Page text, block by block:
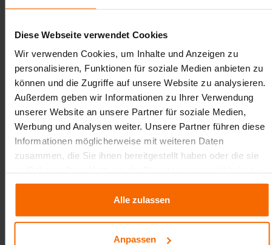
Diese Webseite verwendet Cookies
Wir verwenden Cookies, um Inhalte und Anzeigen zu
personalisieren, Funktionen für soziale Medien anbieten zu
können und die Zugriffe auf unsere Website zu analysieren.
Außerdem geben wir Informationen zu Ihrer Verwendung
unserer Website an unsere Partner für soziale Medien,
Werbung und Analysen weiter. Unsere Partner führen diese
Informationen möglicherweise mit weiteren Daten
zusammen, die Sie ihnen bereitgestellt haben oder die sie
Alle zulassen
Anpassen
eine wichtige Rolle, da PLA als kompostierbares
Material zunehmend Teil umweltfreundlicher
Produktstrategien wird.
Ein weiterer Vorteil der costdata® Kunststoff-
Datenbank liegt in ihrer hohen Datenqualität, die
exakte Analysen ermöglicht. So lassen sich
Materialkosten präzise kalkulieren und
Einsparpotenziale identifizieren, ohne dass die
Produktqualität leidet. Auch in der Forschung und
Entwicklung bietet der Zugriff auf aktuelle Daten einen
neue Ansätze in der Materialverarbeitung ermöglicht.
Darüber hinaus schafft die Datenbank eine stabile
Grundlage für Preisverhandlungen mit Lieferanten.
Aktuelle und objektive Marktdaten stärken die